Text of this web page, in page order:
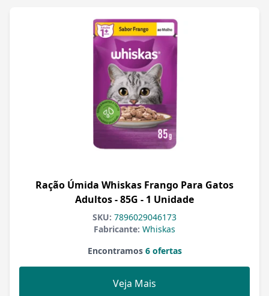
Ração Úmida Whiskas Frango Para Gatos
Adultos - 85G - 1 Unidade
SKU: 7896029046173
Fabricante: Whiskas
Encontramos6 ofertas
Veja Mais